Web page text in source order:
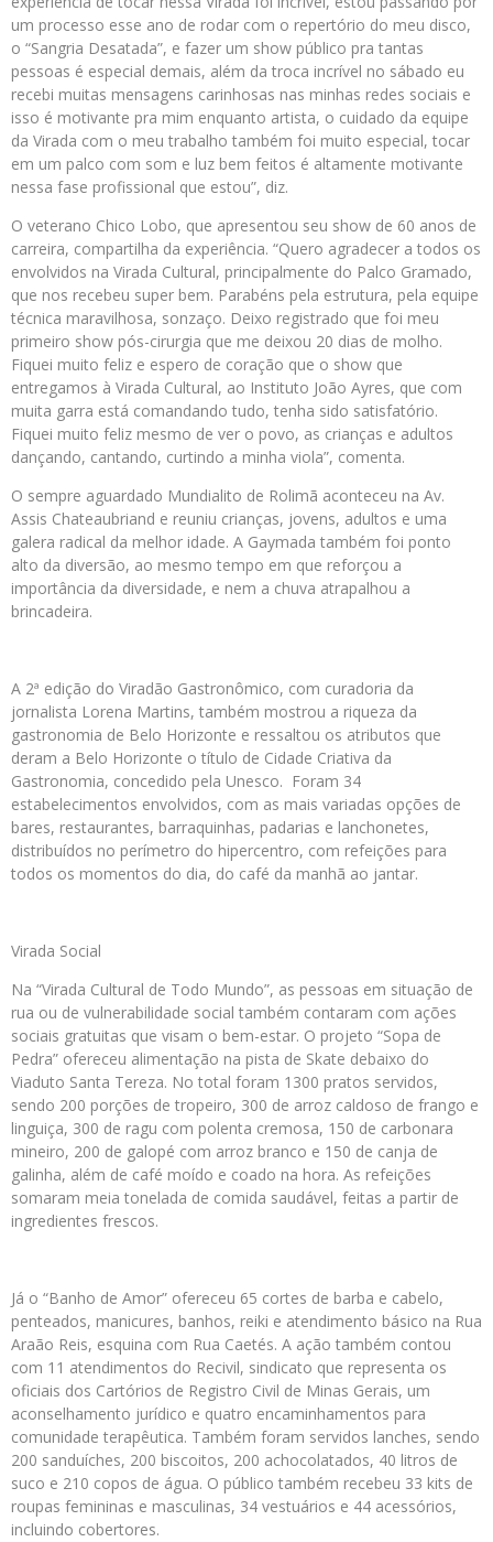
um processo esse ano de rodar com o repertório do meu disco,
o “Sangria Desatada”, e fazer um show público pra tantas
pessoas é especial demais, além da troca incrível no sábado eu
recebi muitas mensagens carinhosas nas minhas redes sociais e
isso é motivante pra mim enquanto artista, o cuidado da equipe
da Virada com o meu trabalho também foi muito especial, tocar
em um palco com som e luz bem feitos é altamente motivante
nessa fase profissional que estou”, diz.
O veterano Chico Lobo, que apresentou seu show de 60 anos de
carreira, compartilha da experiência. “Quero agradecer a todos os
envolvidos na Virada Cultural, principalmente do Palco Gramado,
que nos recebeu super bem. Parabéns pela estrutura, pela equipe
técnica maravilhosa, sonzaço. Deixo registrado que foi meu
primeiro show pós-cirurgia que me deixou 20 dias de molho.
Fiquei muito feliz e espero de coração que o show que
entregamos à Virada Cultural, ao Instituto João Ayres, que com
muita garra está comandando tudo, tenha sido satisfatório.
Fiquei muito feliz mesmo de ver o povo, as crianças e adultos
dançando, cantando, curtindo a minha viola”, comenta.
O sempre aguardado Mundialito de Rolimã aconteceu na Av.
Assis Chateaubriand e reuniu crianças, jovens, adultos e uma
galera radical da melhor idade. A Gaymada também foi ponto
alto da diversão, ao mesmo tempo em que reforçou a
importância da diversidade, e nem a chuva atrapalhou a
brincadeira.
A 2ª edição do Viradão Gastronômico, com curadoria da
jornalista Lorena Martins, também mostrou a riqueza da
gastronomia de Belo Horizonte e ressaltou os atributos que
deram a Belo Horizonte o título de Cidade Criativa da
Gastronomia, concedido pela Unesco. Foram 34
estabelecimentos envolvidos, com as mais variadas opções de
bares, restaurantes, barraquinhas, padarias e lanchonetes,
distribuídos no perímetro do hipercentro, com refeições para
todos os momentos do dia, do café da manhã ao jantar.
Virada Social
Na “Virada Cultural de Todo Mundo”, as pessoas em situação de
rua ou de vulnerabilidade social também contaram com ações
sociais gratuitas que visam o bem-estar. O projeto “Sopa de
Pedra” ofereceu alimentação na pista de Skate debaixo do
Viaduto Santa Tereza. No total foram 1300 pratos servidos,
sendo 200 porções de tropeiro, 300 de arroz caldoso de frango e
linguiça, 300 de ragu com polenta cremosa, 150 de carbonara
mineiro, 200 de galopé com arroz branco e 150 de canja de
galinha, além de café moído e coado na hora. As refeições
somaram meia tonelada de comida saudável, feitas a partir de
ingredientes frescos.
Já o “Banho de Amor” ofereceu 65 cortes de barba e cabelo,
penteados, manicures, banhos, reiki e atendimento básico na Rua
Araão Reis, esquina com Rua Caetés. A ação também contou
com 11 atendimentos do Recivil, sindicato que representa os
oficiais dos Cartórios de Registro Civil de Minas Gerais, um
aconselhamento jurídico e quatro encaminhamentos para
comunidade terapêutica. Também foram servidos lanches, sendo
200 sanduíches, 200 biscoitos, 200 achocolatados, 40 litros de
suco e 210 copos de água. O público também recebeu 33 kits de
roupas femininas e masculinas, 34 vestuários e 44 acessórios,
incluindo cobertores.